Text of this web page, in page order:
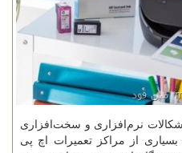
نرم‌افزاری و سخت‌افزاری
از مراکز تعمیرات اچ پی